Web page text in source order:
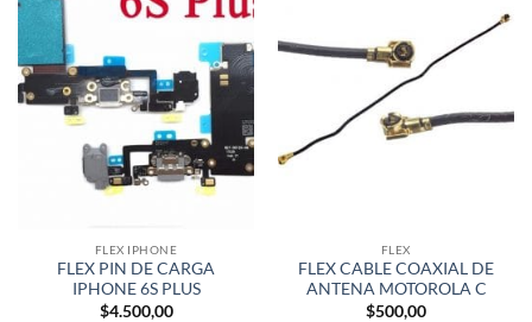
FLEX IPHONE
FLEX PIN DE CARGA
IPHONE 6S PLUS
$4.500,00
FLEX
FLEX CABLE COAXIAL DE
ANTENA MOTOROLA C
$500,00